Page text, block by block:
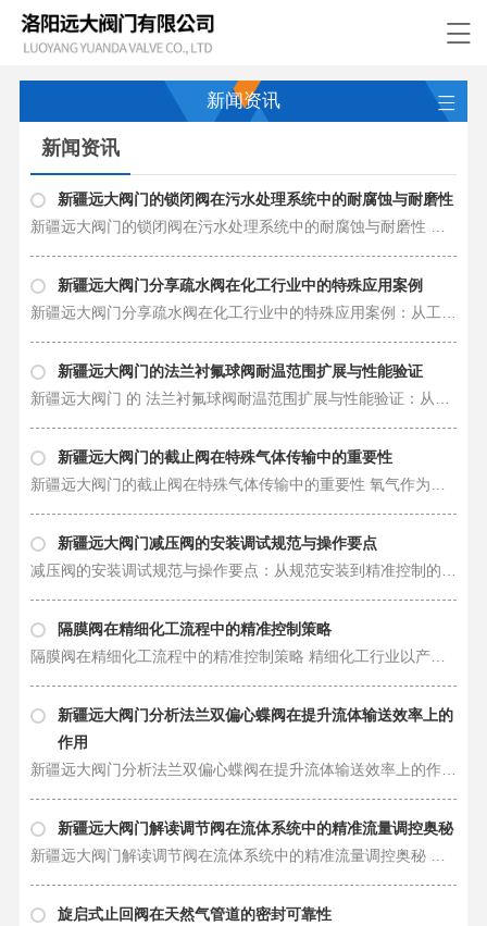
新闻资讯
新闻资讯
新疆远大阀门的锁闭阀在污水处理系统中的耐腐蚀与耐磨性
​新疆远大阀门分享疏水阀在化工行业中的特殊应用案例
新疆远大阀门的法兰衬氟球阀耐温范围扩展与性能验证
新疆远大阀门的截止阀在特殊气体传输中的重要性
新疆远大阀门减压阀的安装调试规范与操作要点
隔膜阀在精细化工流程中的精准控制策略
隔膜阀在精细化工流程中的精准控制策略 精细化工行业以产品附加值高、工艺流程复杂著称，其生产过程对…
新疆远大阀门分析法兰双偏心蝶阀在提升流体输送效率上的
作用
新疆远大阀门分析法兰双偏心蝶阀在提升流体输送效率上的作用 在工业流体输送系统中，效率与可靠性是衡…
新疆远大阀门解读调节阀在流体系统中的精准流量调控奥秘
旋启式止回阀在天然气管道的密封可靠性